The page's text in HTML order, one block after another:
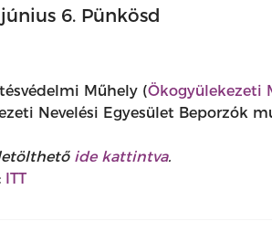
6. Pünkösd
Műhely (Ökogyülekezeti
Nevelési Egyesület Beporzók
ide kattintva.
ITT